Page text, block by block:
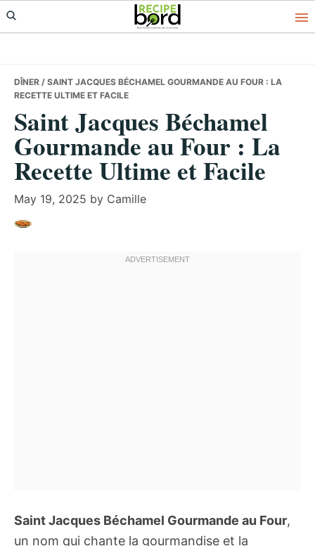
Skip
to
Skip
to
Skip
to
DÎNER / SAINT JACQUES BÉCHAMEL GOURMANDE AU FOUR : LA
RECETTE ULTIME ET FACILE
Saint Jacques Béchamel
Gourmande au Four : La
Recette Ultime et Facile
May 19, 2025 by Camille
Saint Jacques Béchamel Gourmande au Four,
un nom qui chante la gourmandise et la